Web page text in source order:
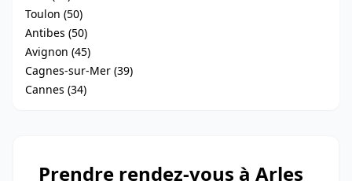
Toulon (50)
Antibes (50)
Avignon (45)
Cagnes-sur-Mer (39)
Cannes (34)
Prendre rendez-vous à Arles